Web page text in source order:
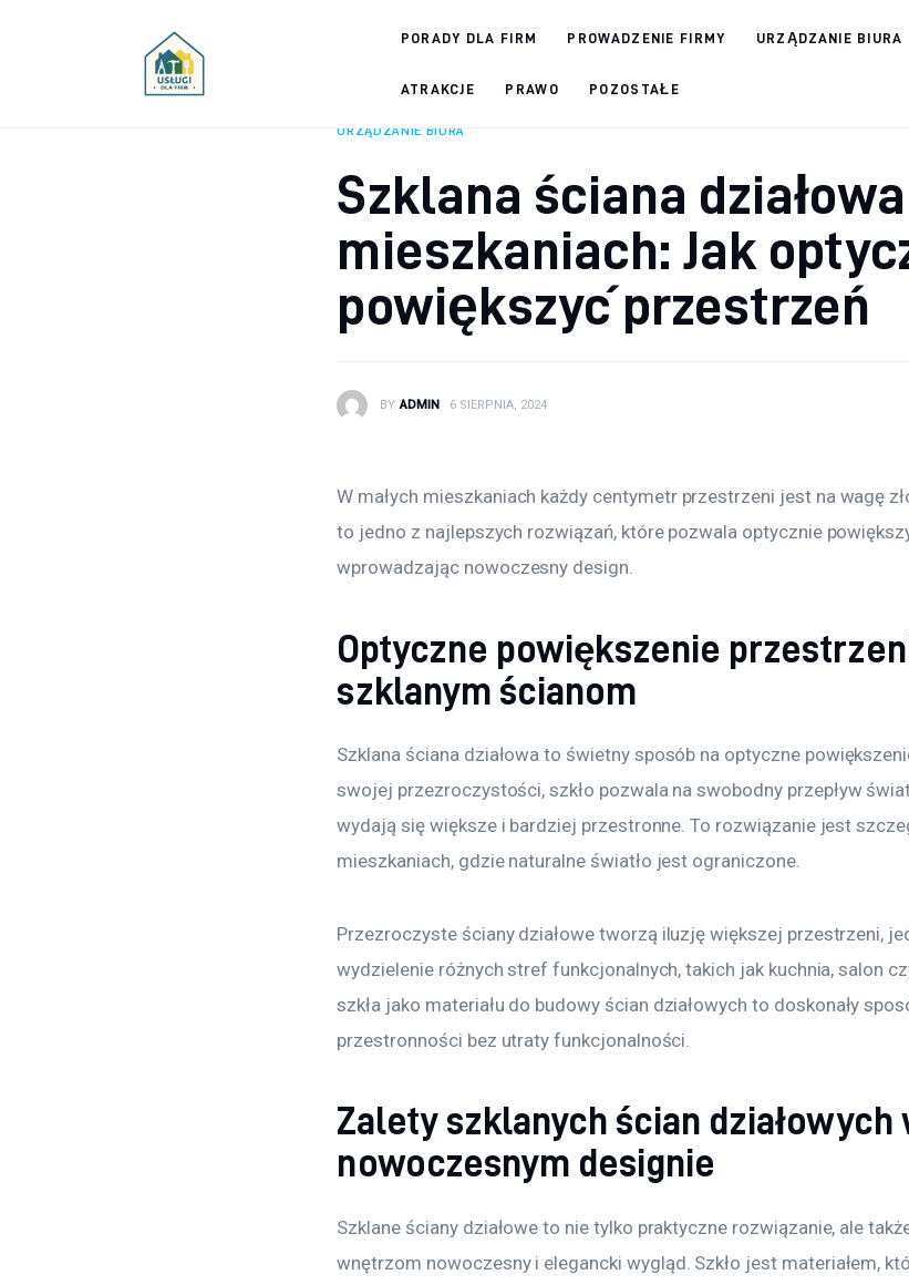
PORADY DLA FIRM PROWADZENIE FIRMY URZĄDZANIE BIURA
ATRAKCJE PRAWO POZOSTAŁE
Prowadzenie firmy
URZĄDZANIE BIURA
Szklana ściana
mieszkaniach: Jak
powiększyć przestrzeń
BY ADMIN 6 SIERPNIA, 2024
W małych mieszkaniach każdy centymetr przestrzeni jest na wagę
to jedno z najlepszych rozwiązań, które pozwala optycznie
wprowadzając nowoczesny design.
Optyczne powiększenie
szklanym ścianom
Szklana ściana działowa to świetny sposób na optyczne
swojej przezroczystości, szkło pozwala na swobodny przepływ
wydają się większe i bardziej przestronne. To rozwiązanie jest
mieszkaniach, gdzie naturalne światło jest ograniczone.
Przezroczyste ściany działowe tworzą iluzję większej przestrzeni,
wydzielenie różnych stref funkcjonalnych, takich jak kuchnia, salon
szkła jako materiału do budowy ścian działowych to doskonały
przestronności bez utraty funkcjonalności.
Zalety szklanych ścian działowych
nowoczesnym designie
Szklane ściany działowe to nie tylko praktyczne rozwiązanie, ale
wnętrzom nowoczesny i elegancki wygląd. Szkło jest materiałem,